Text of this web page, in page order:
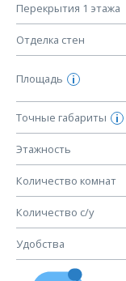
Перекрытия 1 этажа
Отделка стен
Площадь i
Точные габариты i
Этажность
Количество комнат
Количество с/у
Удобства
Планы
Устройство
Устройство стен
Схема
Схема
Устройство
Узлы
План кровли